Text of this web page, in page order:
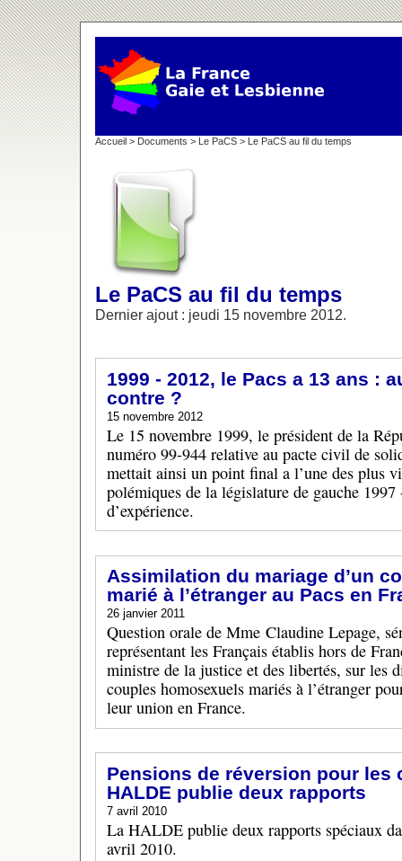
Accueil > Documents > Le PaCS > Le PaCS au fil du temps
Le PaCS au fil du temps
Dernier ajout : jeudi 15 novembre 2012.
1999 - 2012, le Pacs a 13 ans :
contre ?
15 novembre 2012
Le 15 novembre 1999, le président de la
numéro 99-944 relative au pacte civil de
mettait ainsi un point final a l’une des plus
polémiques de la législature de gauche
d’expérience.
Assimilation du mariage d’un
marié à l’étranger au Pacs en
26 janvier 2011
Question orale de Mme Claudine Lepage,
représentant les Français établis hors de
ministre de la justice et des libertés, sur les
couples homosexuels mariés à l’étranger
leur union en France.
Pensions de réversion pour les
HALDE publie deux rapports
7 avril 2010
La HALDE publie deux rapports spéciaux
avril 2010.